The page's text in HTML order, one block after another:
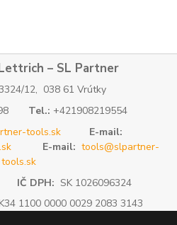
– SL Partner
12, 038 61 Vrútky
Tel.: +421908219554
tools.sk
E-mail:
E-mail: tools@slpartner-
tools.sk
IČ DPH: SK 1026096324
1100 0000 0029 2083 3143